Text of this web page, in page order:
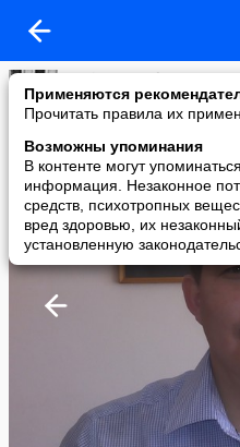
Применяются
Прочитать правила их
Возможны упоминания
В контенте могут
информация. Незаконное
средств, психотропных
вред здоровью, их
установленную
Daniyar Tassybayev
added a photo
23 Apr в 16:09